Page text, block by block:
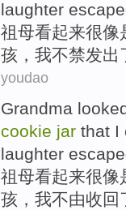
laughter
祖母看起来很像
孩 ， 我不禁发出
youdao
Grandma
cookie jar that I
laughter
祖母看起来很像
孩 ， 我不由收回